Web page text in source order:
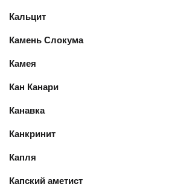
Кальцит
Камень Слокума
Камея
Кан Канари
Канавка
Канкринит
Капля
Капский аметист